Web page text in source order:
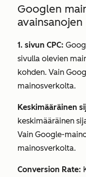
Googlen
1. sivun CPC:
sivulla olevien
kohden. Vain
mainosverkolta.
Keskimääräinen
keskimääräinen
Vain Google-
mainosverkolta.
Conversion Rate: